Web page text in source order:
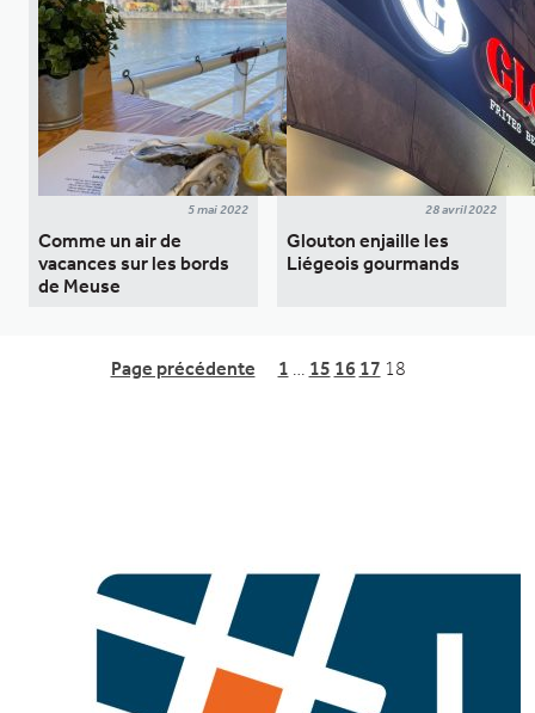
5 mai 2022
Comme un air de
vacances sur les bords
de Meuse
28 avril 2022
Glouton enjaille les
Liégeois gourmands
Page précédente 1 15 16 17 18